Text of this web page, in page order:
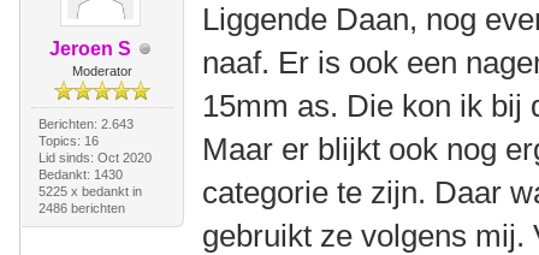
Jeroen S
Moderator
Berichten: 2.643
Topics: 16
Lid sinds: Oct 2020
Bedankt: 1430
5225 x bedankt in
2486 berichten
Liggende Daan, nog
naaf. Er is ook een
15mm as. Die kon ik bij
Maar er blijkt ook nog
categorie te zijn. Daar
gebruikt ze volgens mij.